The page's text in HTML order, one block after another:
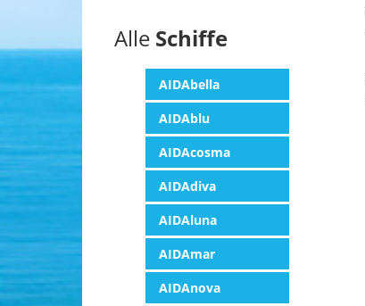
Alle Schiffe
AIDAbella
AIDAblu
AIDAcosma
AIDAdiva
AIDAluna
AIDAmar
AIDAnova